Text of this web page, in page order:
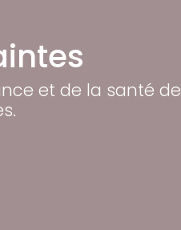
et de la santé de